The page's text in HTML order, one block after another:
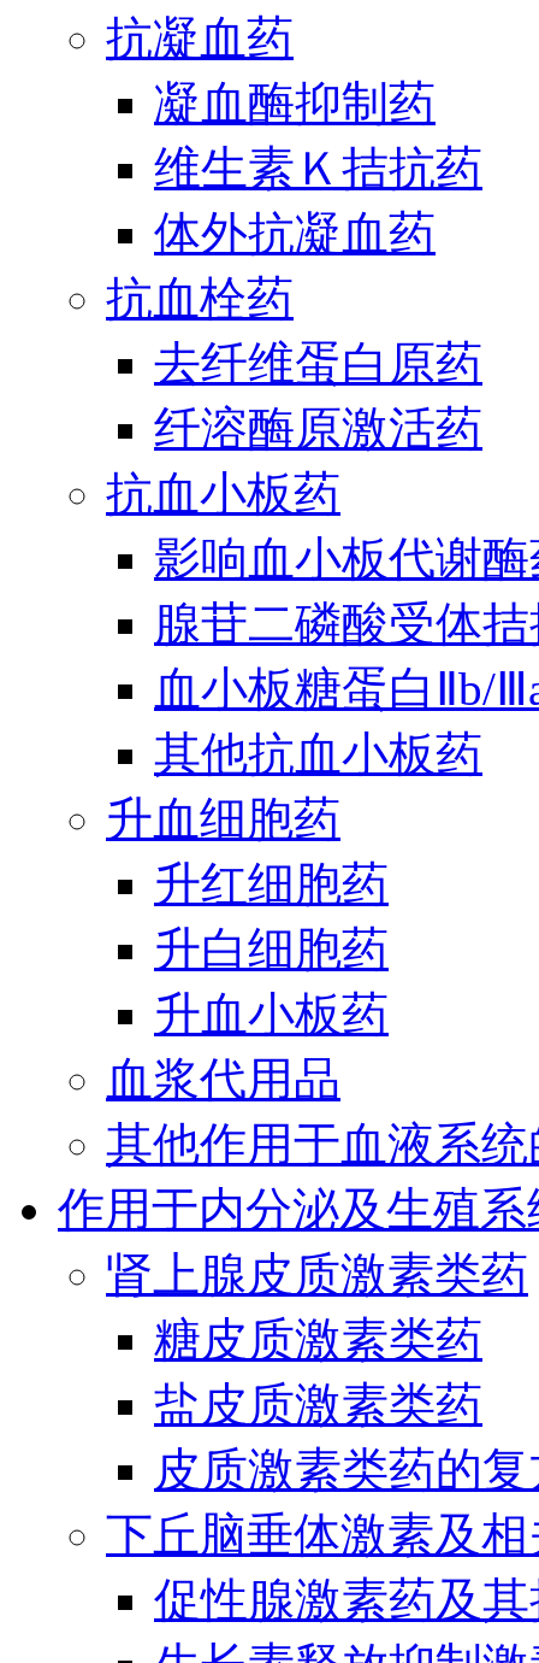
抗凝血药
凝血酶抑制药
维生素Ｋ拮抗药
体外抗凝血药
抗血栓药
去纤维蛋白原药
纤溶酶原激活药
抗血小板药
影响血小板代谢
腺苷二磷酸受体
血小板糖蛋白Ⅱb/
其他抗血小板药
升血细胞药
升红细胞药
升白细胞药
升血小板药
血浆代用品
其他作用于血液系
作用于内分泌及生殖
肾上腺皮质激素类药
糖皮质激素类药
盐皮质激素类药
皮质激素类药的
下丘脑垂体激素及
促性腺激素药及